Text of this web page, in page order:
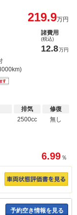
219.9万円
諸費用
(税込)
12.8万円
排気
2500cc
修復
無し
6.99 ％
予約空き情報を見る